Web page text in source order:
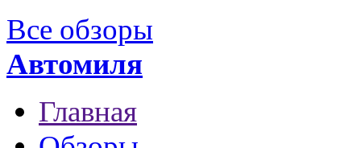
Все обзоры
Автомиля
Главная